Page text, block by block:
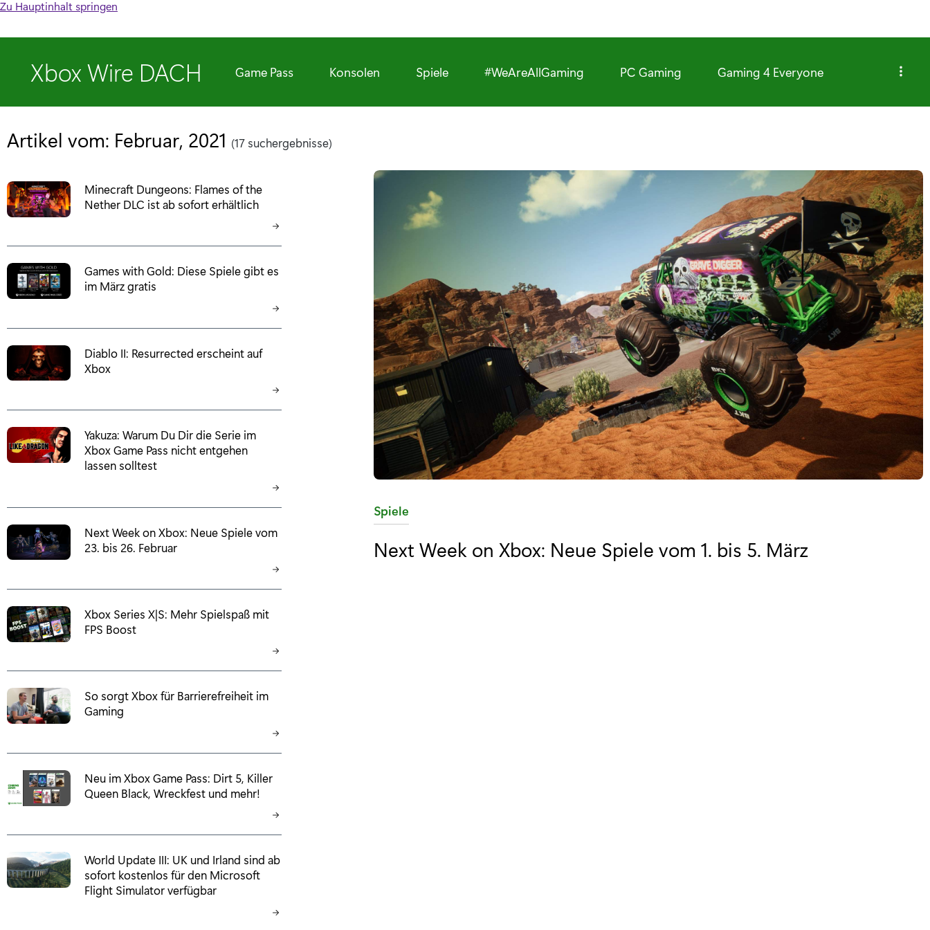
Zu Hauptinhalt springen
Xbox Wire DACH Game Pass Konsolen Spiele #WeAreAllGaming PC Gaming Gaming 4 Everyone
Artikel vom: Februar, 2021 (17 suchergebnisse)
K
t
Spiele
Next Week on Xbox: Neue Spiele vom 1. bis 5. März
Minecraft Dungeons: Flames of the
Nether DLC ist ab sofort erhältlich
Games with Gold: Diese Spiele gibt es
im März gratis
Diablo II: Resurrected erscheint auf
Xbox
Yakuza: Warum Du Dir die Serie im
Xbox Game Pass nicht entgehen
lassen solltest
Next Week on Xbox: Neue Spiele vom
23. bis 26. Februar
Xbox Series X|S: Mehr Spielspaß mit
FPS Boost
So sorgt Xbox für Barrierefreiheit im
Gaming
Neu im Xbox Game Pass: Dirt 5, Killer
Queen Black, Wreckfest und mehr!
World Update III: UK und Irland sind ab
sofort kostenlos für den Microsoft
Flight Simulator verfügbar